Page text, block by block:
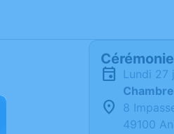
lundi 27
8
49100